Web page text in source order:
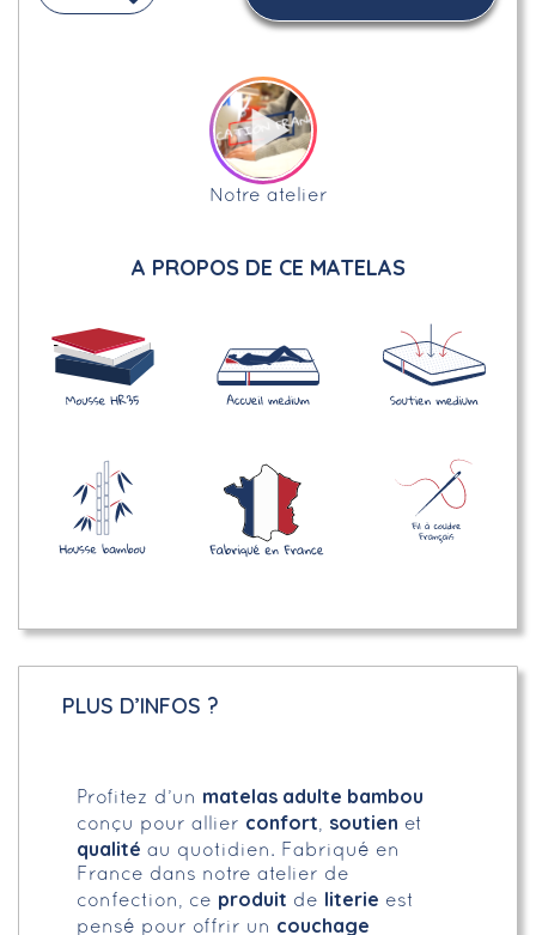
Notre atelier
A PROPOS DE CE MATELAS
PLUS D’INFOS ?
Profitez d’un matelas adulte bambou
conçu pour allier confort, soutien et
qualité au quotidien. Fabriqué en
France dans notre atelier de
confection, ce produit de literie est
pensé pour offrir un couchage